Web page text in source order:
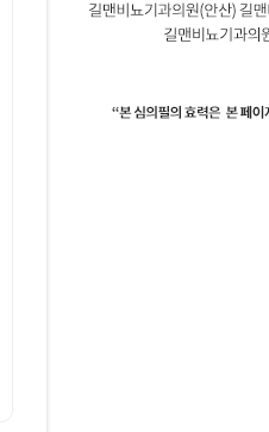
ETF스토어
교육 필요성